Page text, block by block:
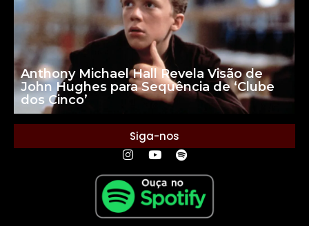
Anthony Michael Hall Revela Visão de
John Hughes para Sequência de ‘Clube
dos Cinco’
Siga-nos